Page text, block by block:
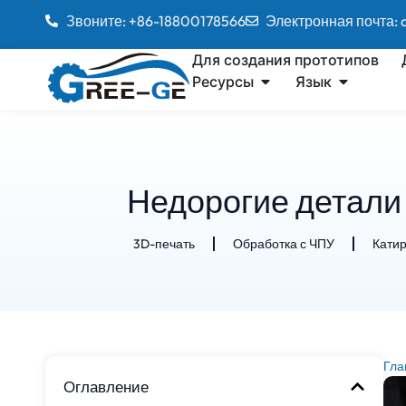
Звоните: +86-18800178566 Электронная
Для создания прототипов
Ресурсы
Язык
Недорогие
3D-печать Обработка с ЧПУ
Оглавление